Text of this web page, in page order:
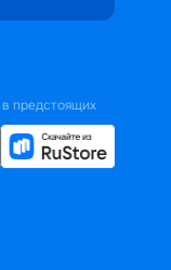
предстоящих